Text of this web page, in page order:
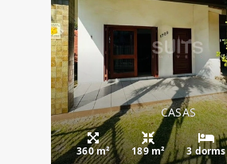
CASAS
360 m² 189 m² 3 dorms